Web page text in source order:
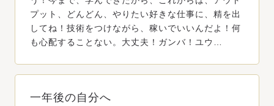
プット、どんどん、やりたい好きな仕事に、精を出
してね！技術をつけながら、稼いでいいんだよ！何
も心配することない。大丈夫！ガンバ！ユウ…
一年後の自分へ